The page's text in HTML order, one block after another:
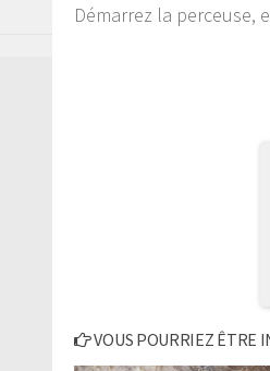
Démarrez la perceuse,
VOUS POURRIEZ ÊTRE